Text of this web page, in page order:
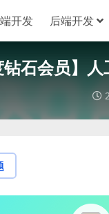
开发 后端开发
钻石会员】